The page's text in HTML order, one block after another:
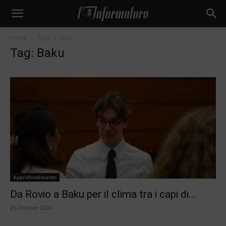
Tag: Baku
Approfondimento
Da Rovio a Baku per il clima tra i capi di...
25 Ottobre 2024